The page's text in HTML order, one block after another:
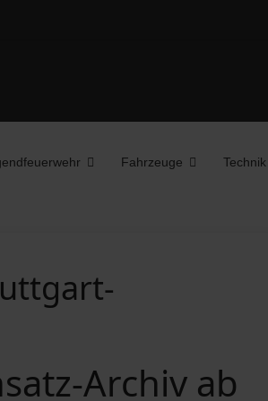
Fahrzeuge Technik
Archiv ab